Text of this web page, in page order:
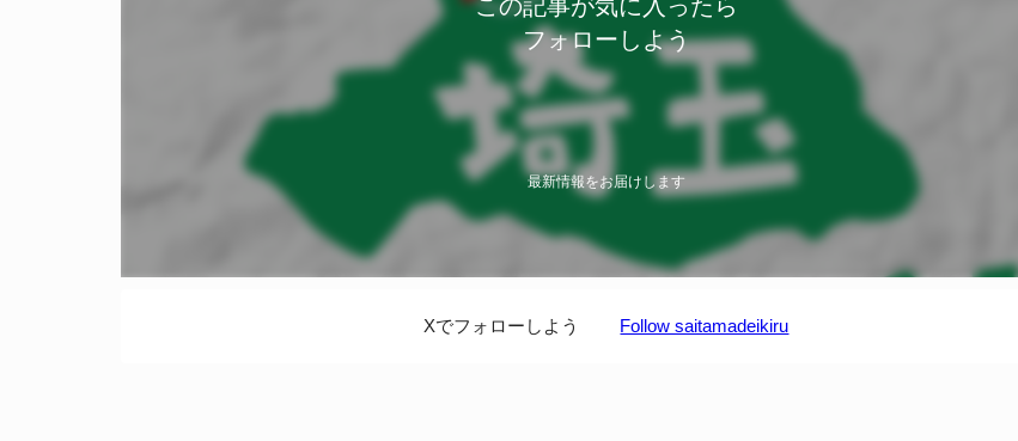
この記事が気に入ったら
フォローしよう
最新情報をお届けします
Xでフォローしよう Follow saitamadeikiru